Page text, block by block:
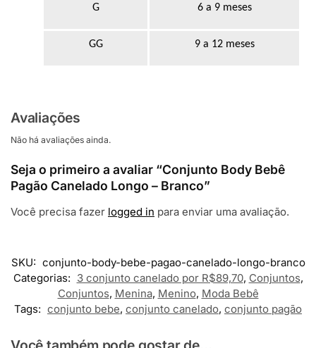
G 6 a 9 meses
GG 9 a 12 meses
Avaliações
Não há avaliações ainda.
Seja o primeiro a avaliar “Conjunto Body Bebê
Pagão Canelado Longo – Branco”
Você precisa fazer logged in para enviar uma avaliação.
SKU: conjunto-body-bebe-pagao-canelado-longo-branco
Categorias: 3 conjunto canelado por R$89,70, Conjuntos,
Conjuntos, Menina, Menino, Moda Bebê
Tags: conjunto bebe, conjunto canelado, conjunto pagão